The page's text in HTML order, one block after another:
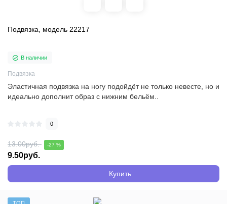
Подвязка, модель 22217
В наличии
Подвязка
Эластичная подвязка на ногу подойдёт не только невесте, но и
идеально дополнит образ с нижним бельём..
0
13.00руб. -27 %
9.50руб.
Купить